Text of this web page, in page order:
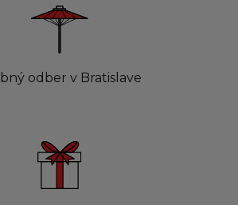
odber v Bratislave